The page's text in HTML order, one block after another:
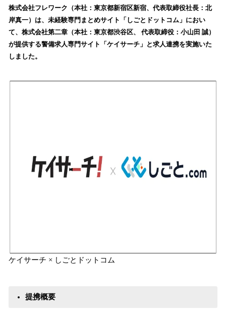
！
数
を
読
込
中
株式会社フレワーク（本社：東京都新宿区新宿、代表取締役社長：北
岸真一）は、未経験専門まとめサイト「しごとドットコム」におい
て、株式会社第二章（本社：東京都渋谷区、 代表取締役：小山田 誠）
が提供する警備求人専門サイト「ケイサーチ」と求人連携を実施いた
しました。
ケイサーチ × しごとドットコム
提携概要